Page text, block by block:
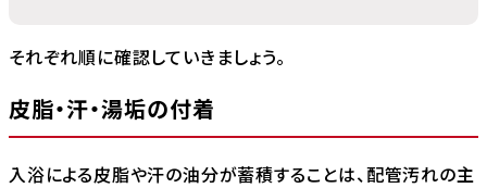
それぞれ順に確認していきましょう。
皮脂・汗・湯垢の付着
入浴による皮脂や汗の油分が蓄積することは、配管汚れの主